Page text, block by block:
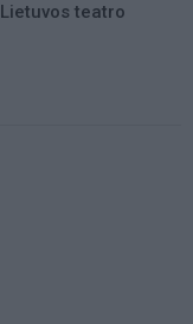
teatro